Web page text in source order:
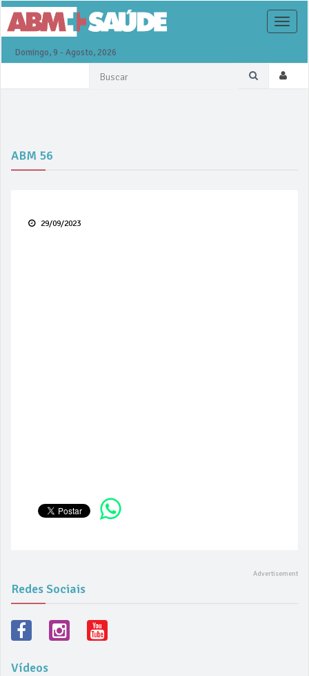
Domingo, 9 - Agosto, 2026
Toggle
ABM 56
29/09/2023
Redes Sociais
Vídeos